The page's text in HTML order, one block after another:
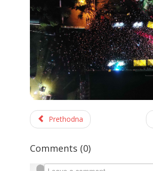
Prethodna
Comments (0)